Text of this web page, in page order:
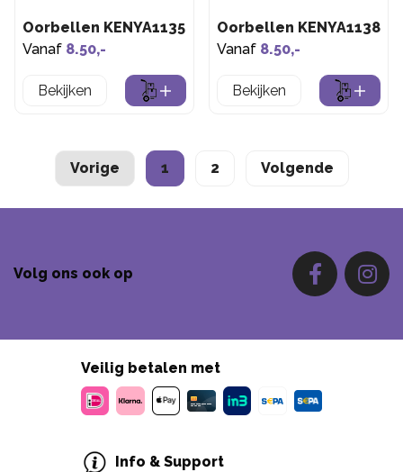
Oorbellen KENYA1135
Vanaf 8.50,-
Bekijken
Oorbellen KENYA1138
Vanaf 8.50,-
Bekijken
Vorige 1 2 Volgende
Volg ons ook op
Veilig betalen met
Info & Support